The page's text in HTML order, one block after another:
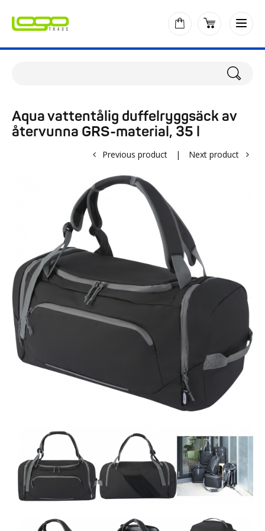
Aqua vattentålig duffelryggsäck av
återvunna GRS-material, 35 l
Previous product | Next product